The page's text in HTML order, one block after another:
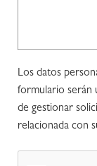
Los datos
formulario serán
de gestionar
relacionada con